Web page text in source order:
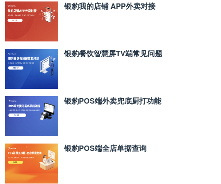
银豹我的店铺 APP外卖对接
银豹餐饮智慧屏TV端常见问题
银豹POS端外卖兜底厨打功能
银豹POS端全店单据查询